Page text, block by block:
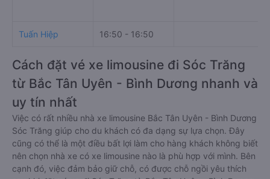
Tuấn Hiệp 16:50 - 16:50
Cách đặt vé xe limousine đi Sóc Trăng
từ Bắc Tân Uyên - Bình Dương nhanh và
uy tín nhất
Việc có rất nhiều nhà xe limousine Bắc Tân Uyên - Bình Dương
Sóc Trăng giúp cho du khách có đa dạng sự lựa chọn. Đây
cũng có thể là một điều bất lợi làm cho hàng khách không biết
nên chọn nhà xe có xe limousine nào là phù hợp với mình. Bên
cạnh đó, việc đảm bảo giữ chỗ, có được chỗ ngồi yêu thích